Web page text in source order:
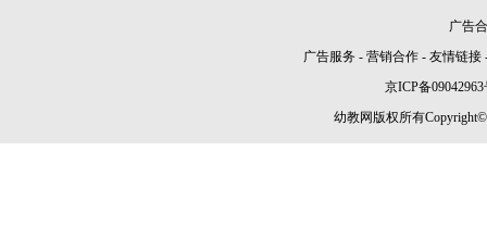
广告
广告服务 - 营销合作 - 友情链接
京ICP备09042963
幼教网版权所有